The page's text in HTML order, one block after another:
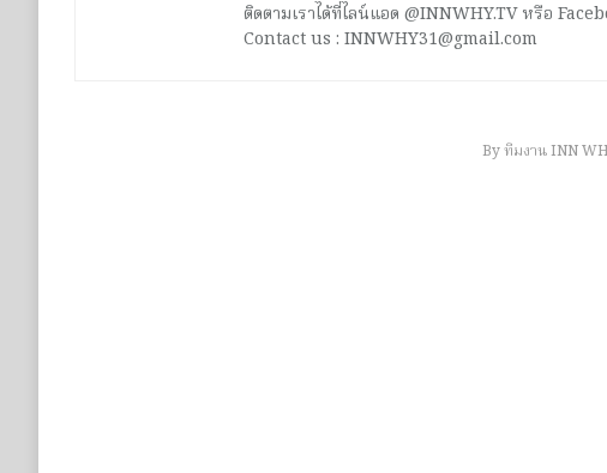
ติดตามเราได้ที่ไลน์แอด @INNWHY.TV หรือ
Contact us : INNWHY31@gmail.com
Byทีมงาน INN